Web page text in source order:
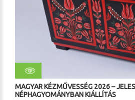
MAGYAR KÉZMŰVESSÉG 2026 –
NÉPHAGYOMÁNYBAN KIÁLLÍTÁS